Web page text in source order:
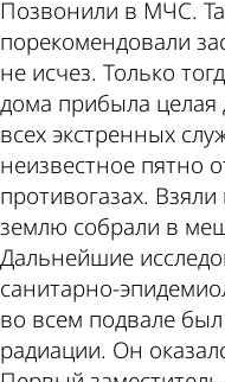
Позвонили в МЧС.
порекомендовали
не исчез. Только
дома прибыла целая
всех экстренных
неизвестное пятно
противогазах.
землю собрали в
Дальнейшие
санитарно-
во всем подвале
радиации. Он